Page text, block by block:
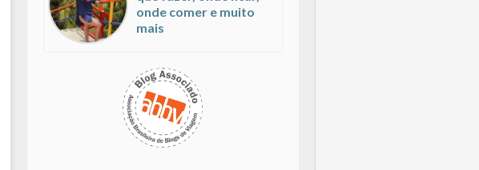
onde comer e muito
mais